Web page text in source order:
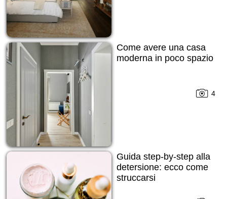
Come avere una casa
moderna in poco spazio
4
Guida step-by-step alla
detersione: ecco come
struccarsi